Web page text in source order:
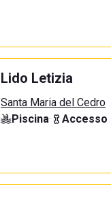
Lido Letizia
Santa Maria del Cedro
Piscina· Accesso